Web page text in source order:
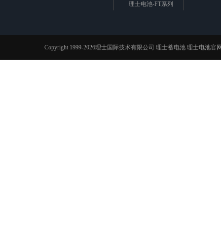
理士电池-FT系列
Copyright 1999-2026理士国际技术有限公司 理士蓄电池 理士电池官